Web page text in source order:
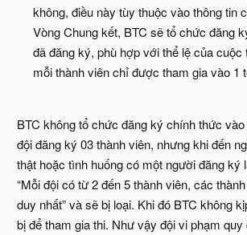
không, điều này tùy thuộc vào thông
Vòng Chung kết, BTC sẽ tổ chức đăng
đã đăng ký, phù hợp với thể lệ của
mỗi thành viên chỉ được tham gia vào 1
BTC không tổ chức đăng ký chính thức
đội đăng ký 03 thành viên, nhưng khi đến
thật hoặc tình huống có một người đăng
“Mỗi đội có từ 2 đến 5 thành viên, các
duy nhất” và sẽ bị loại. Khi đó BTC không
bị để tham gia thi. Như vậy đội vi phạm